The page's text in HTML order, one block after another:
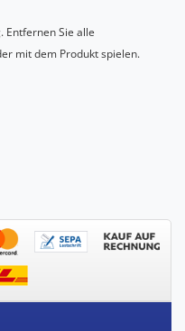
Entfernen Sie alle
mit dem Produkt spielen.